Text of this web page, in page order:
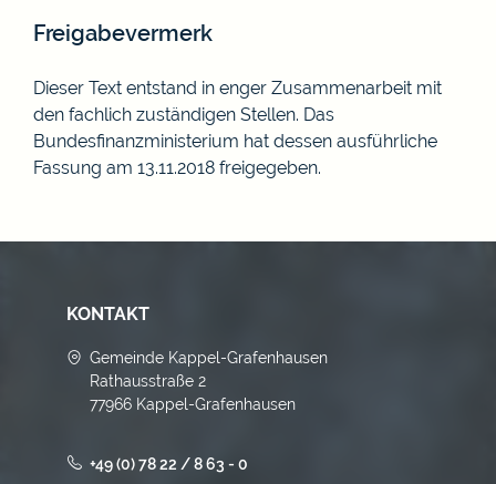
Freigabevermerk
Dieser Text entstand in enger Zusammenarbeit mit
den fachlich zuständigen Stellen. Das
Bundesfinanzministerium hat dessen ausführliche
Fassung am 13.11.2018 freigegeben.
KONTAKT
Gemeinde Kappel-Grafenhausen
Rathausstraße 2
77966 Kappel-Grafenhausen
+49 (0) 78 22 / 8 63 - 0